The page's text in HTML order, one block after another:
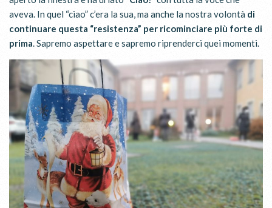
aveva. In quel “ciao” c’era la sua, ma anche la nostra volontà di
continuare questa “resistenza” per ricominciare più forte di
prima. Sapremo aspettare e sapremo riprenderci quei momenti.